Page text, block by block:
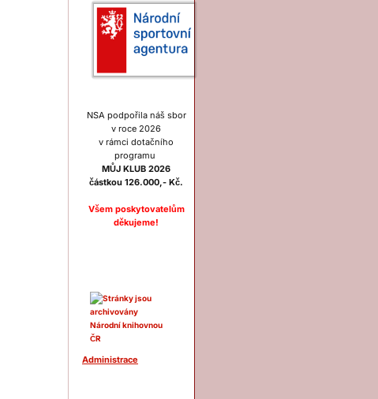
NSA podpořila náš sbor
v roce 2026
v rámci dotačního
programu
MŮJ KLUB 2026
částkou 126.000,- Kč.
Všem poskytovatelům
děkujeme!
Administrace